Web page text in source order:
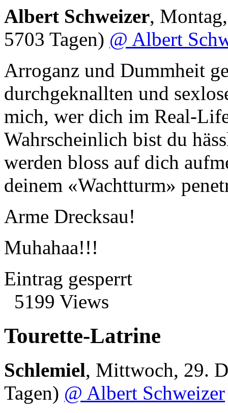
Albert Schweizer,
5703 Tagen) @ Albert
Arroganz und Dummheit
durchgeknallten und
mich, wer dich im Real-
Wahrscheinlich bist du
werden bloss auf dich
deinem «Wachtturm»
Arme Drecksau!
Muhahaa!!!
Eintrag gesperrt
5199 Views
Tourette-Latrine
Schlemiel, Mittwoch, 29.
Tagen) @ Albert Schweizer